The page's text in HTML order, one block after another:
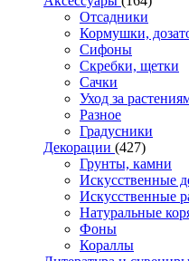
Отсадники
Кормушки,
Сифоны
Скребки, щетки
Сачки
Уход за
Разное
Градусники
Декорации (427)
Грунты, камни
Искусственные
Искусственные
Натуральные
Фоны
Кораллы